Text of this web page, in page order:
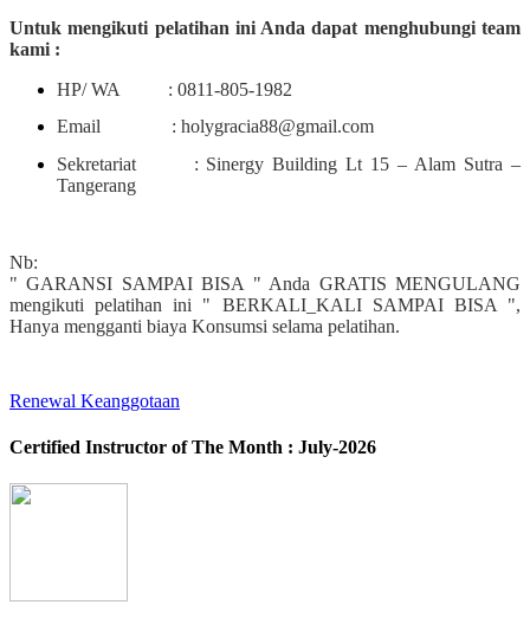
Untuk mengikuti pelatihan ini Anda dapat menghubungi team
kami :
HP/ WA : 0811-805-1982
Email : holygracia88@gmail.com
Sekretariat : Sinergy Building Lt 15 – Alam Sutra –
Tangerang
Nb:
" GARANSI SAMPAI BISA " Anda GRATIS MENGULANG
mengikuti pelatihan ini " BERKALI_KALI SAMPAI BISA ",
Hanya mengganti biaya Konsumsi selama pelatihan.
Renewal Keanggotaan
Certified Instructor of The Month : July-2026